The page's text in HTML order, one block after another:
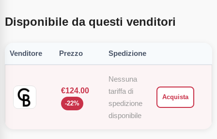
Disponibile da questi venditori
Venditore Prezzo Spedizione
€124.00
-22%
Nessuna
tariffa di
spedizione
disponibile
Acquista